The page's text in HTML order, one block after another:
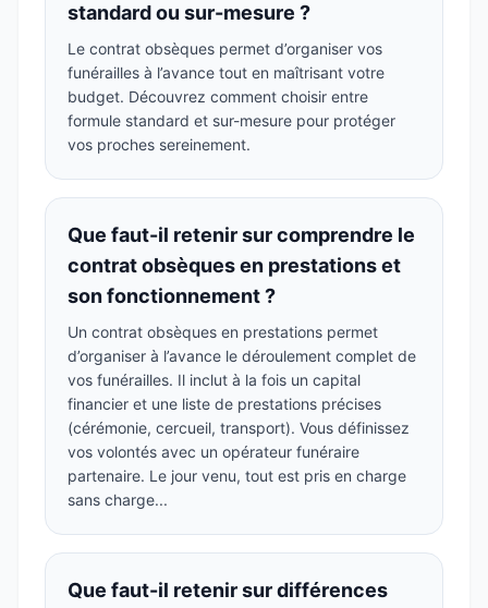
standard ou sur-mesure ?
Le contrat obsèques permet d’organiser vos
funérailles à l’avance tout en maîtrisant votre
budget. Découvrez comment choisir entre
formule standard et sur-mesure pour protéger
vos proches sereinement.
Que faut-il retenir sur comprendre le
contrat obsèques en prestations et
son fonctionnement ?
Un contrat obsèques en prestations permet
d’organiser à l’avance le déroulement complet de
vos funérailles. Il inclut à la fois un capital
financier et une liste de prestations précises
(cérémonie, cercueil, transport). Vous définissez
vos volontés avec un opérateur funéraire
partenaire. Le jour venu, tout est pris en charge
sans charge...
Que faut-il retenir sur différences